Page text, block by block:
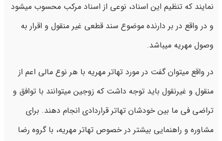
نمايند كه تنظيم این اسناد، نوعي از اسناد مركب محسوب ميشود
و در واقع در بر دارنده موضوع سند قطعي غير منقول و اقرار به
وصول مهريه میباشد.
در واقع میتوان گفت در مورد تهاتر مهریه با هر نوع مالی اعم از
منقول و غیرنقول باید توجه داشت که زوجین میتوانند با توافق و
تراضی فی ما بین خودشان تهاتر قراردادی انجام دهند. برای
مشاوره و راهنمایی بیشتر در خصوص تهاتر مهریه، با گروه رضا